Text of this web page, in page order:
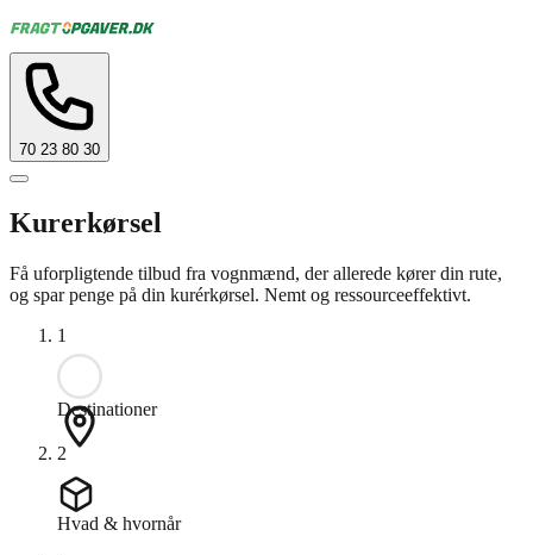
70 23 80 30
Kurerkørsel
Få uforpligtende tilbud fra vognmænd, der allerede kører din rute,
og spar penge på din kurérkørsel. Nemt og ressourceeffektivt.
1
Destinationer
2
Hvad & hvornår